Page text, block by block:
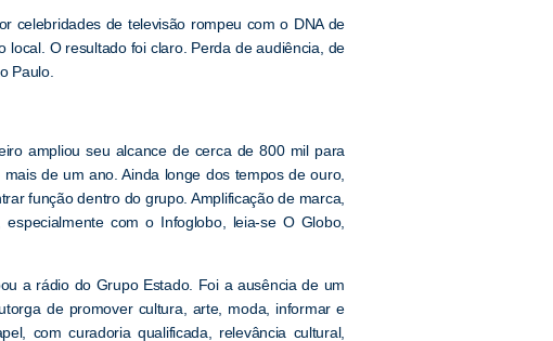
celebridades de televisão rompeu com o DNA de
O resultado foi claro. Perda de audiência, de
Paulo.
ampliou seu alcance de cerca de 800 mil para
de um ano. Ainda longe dos tempos de ouro,
função dentro do grupo. Amplificação de marca,
com o Infoglobo, leia-se O Globo,
a rádio do Grupo Estado. Foi a ausência de um
de promover cultura, arte, moda, informar e
com curadoria qualificada, relevância cultural,